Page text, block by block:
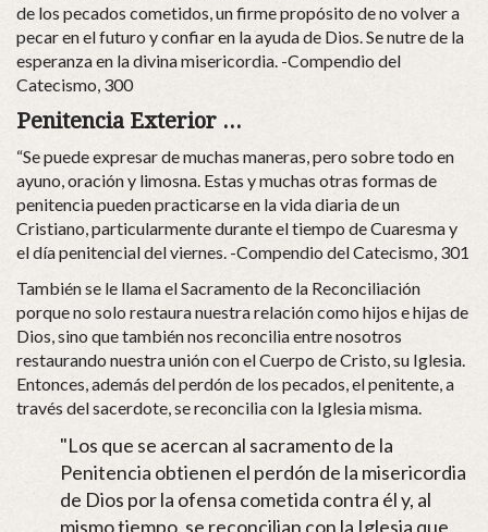
de los pecados cometidos, un firme propósito de no volver a
pecar en el futuro y confiar en la ayuda de Dios. Se nutre de la
esperanza en la divina misericordia. -Compendio del
Catecismo, 300
Penitencia Exterior ...
“Se puede expresar de muchas maneras, pero sobre todo en
ayuno, oración y limosna. Estas y muchas otras formas de
penitencia pueden practicarse en la vida diaria de un
Cristiano, particularmente durante el tiempo de Cuaresma y
el día penitencial del viernes. -Compendio del Catecismo, 301
También se le llama el Sacramento de la Reconciliación
porque no solo restaura nuestra relación como hijos e hijas de
Dios, sino que también nos reconcilia entre nosotros
restaurando nuestra unión con el Cuerpo de Cristo, su Iglesia.
Entonces, además del perdón de los pecados, el penitente, a
través del sacerdote, se reconcilia con la Iglesia misma.
"Los que se acercan al sacramento de la
Penitencia obtienen el perdón de la misericordia
de Dios por la ofensa cometida contra él y, al
mismo tiempo, se reconcilian con la Iglesia que